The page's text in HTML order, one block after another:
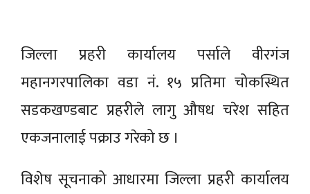
जिल्ला प्रहरी कार्यालय पर्साले वीरगंज
महानगरपालिका वडा नं. १५ प्रतिमा चोकस्थित
सडकखण्डबाट प्रहरीले लागु औषध चरेश सहित
एकजनालाई पक्राउ गरेको छ ।
विशेष सूचनाको आधारमा जिल्ला प्रहरी कार्यालय